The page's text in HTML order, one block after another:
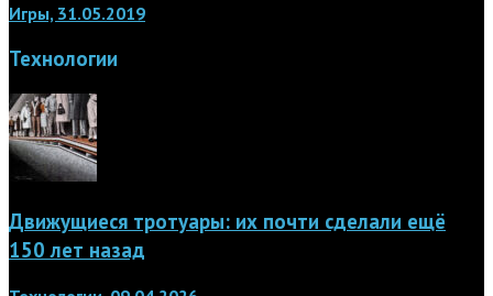
Игры, 31.05.2019
Технологии
Движущиеся тротуары: их почти сделали ещё
150 лет назад